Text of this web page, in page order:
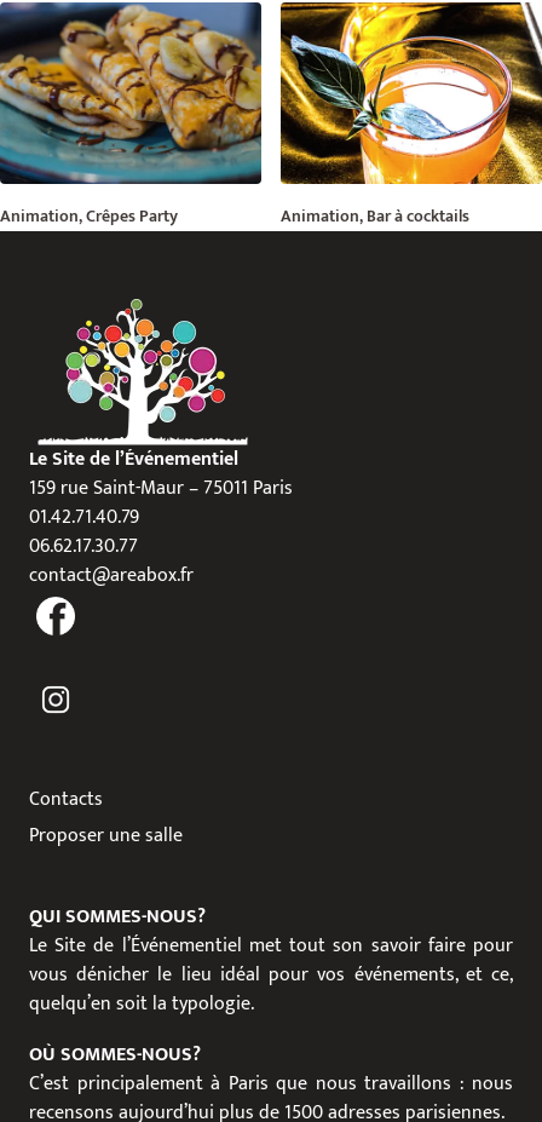
Animation, Crêpes Party Animation, Bar à cocktails
Le Site de l’Événementiel
159 rue Saint-Maur – 75011 Paris
01.42.71.40.79
06.62.17.30.77
contact@areabox.fr
Contacts
Proposer une salle
QUI SOMMES-NOUS?
Le Site de l’Événementiel met tout son savoir faire pour
vous dénicher le lieu idéal pour vos événements, et ce,
quelqu’en soit la typologie.
OÙ SOMMES-NOUS?
C’est principalement à Paris que nous travaillons : nous
recensons aujourd’hui plus de 1500 adresses parisiennes.